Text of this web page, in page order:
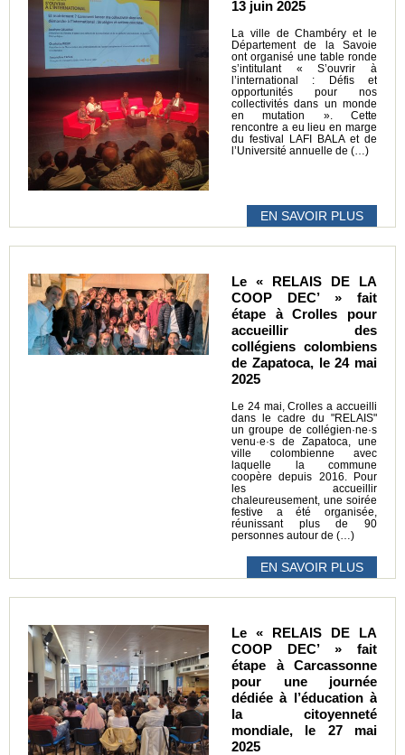
13 juin 2025
La ville de Chambéry et le
Département de la Savoie
ont organisé une table ronde
s’intitulant « S’ouvrir à
l’international : Défis et
opportunités pour nos
collectivités dans un monde
en mutation ». Cette
rencontre a eu lieu en marge
du festival LAFI BALA et de
l’Université annuelle de (…)
EN SAVOIR PLUS
Le « RELAIS DE LA
COOP DEC’ » fait
étape à Crolles pour
accueillir des
collégiens colombiens
de Zapatoca, le 24 mai
2025
Le 24 mai, Crolles a accueilli
dans le cadre du "RELAIS"
un groupe de collégien·ne·s
venu·e·s de Zapatoca, une
ville colombienne avec
laquelle la commune
coopère depuis 2016. Pour
les accueillir
chaleureusement, une soirée
festive a été organisée,
réunissant plus de 90
personnes autour de (…)
EN SAVOIR PLUS
Le « RELAIS DE LA
COOP DEC’ » fait
étape à Carcassonne
pour une journée
dédiée à l’éducation à
la citoyenneté
mondiale, le 27 mai
2025